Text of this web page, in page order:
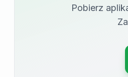
Pobierz